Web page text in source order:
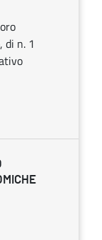
di n. 1